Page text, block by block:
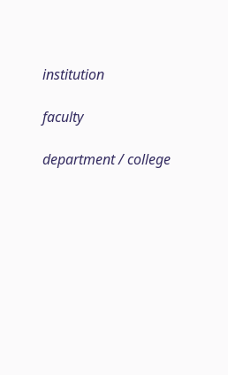
institution
faculty
department / college